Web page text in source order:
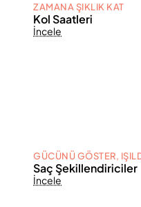
ZAMANA ŞIKLIK KAT
Kol Saatleri
İncele
GÜCÜNÜ GÖSTER,
Saç Şekillendiriciler
İncele